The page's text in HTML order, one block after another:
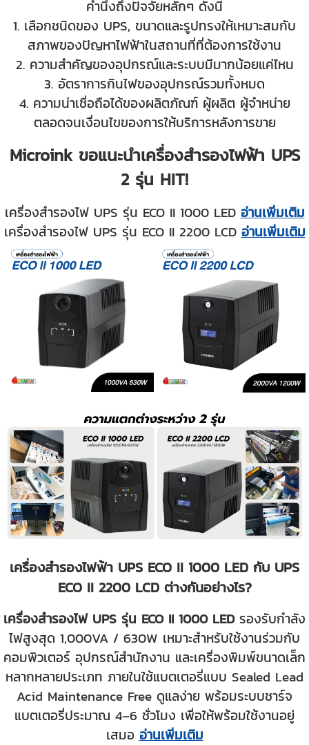
คำนึงถึงปัจจัยหลักๆ ดังนี้
1. เลือกชนิดของ UPS, ขนาดและรูปทรงให้เหมาะสมกับ
สภาพของปัญหาไฟฟ้าในสถานที่ที่ต้องการใช้งาน
2. ความสำคัญของอุปกรณ์และระบบมีมากน้อยแค่ไหน
3. อัตราการกินไฟของอุปกรณ์รวมทั้งหมด
4. ความน่าเชื่อถือได้ของผลิตภัณฑ์ ผู้ผลิต ผู้จำหน่าย
ตลอดจนเงื่อนไขของการให้บริการหลังการขาย
Microink ขอแนะนำเครื่องสำรองไฟฟ้า UPS
2 รุ่น HIT!
เครื่องสำรองไฟ UPS รุ่น ECO II 1000 LED อ่านเพิ่มเติม
เครื่องสำรองไฟ UPS รุ่น ECO II 2200 LCD อ่านเพิ่มเติม
เครื่องสำรองไฟฟ้า UPS ECO II 1000 LED กับ UPS
ECO II 2200 LCD ต่างกันอย่างไร?
เครื่องสำรองไฟ UPS รุ่น ECO II 1000 LED รองรับกำลัง
ไฟสูงสุด 1,000VA / 630W เหมาะสำหรับใช้งานร่วมกับ
คอมพิวเตอร์ อุปกรณ์สำนักงาน และเครื่องพิมพ์ขนาดเล็ก
หลากหลายประเภท ภายในใช้แบตเตอรี่แบบ Sealed Lead
Acid Maintenance Free ดูแลง่าย พร้อมระบบชาร์จ
แบตเตอรี่ประมาณ 4–6 ชั่วโมง เพื่อให้พร้อมใช้งานอยู่
เสมอ อ่านเพิ่มเติม